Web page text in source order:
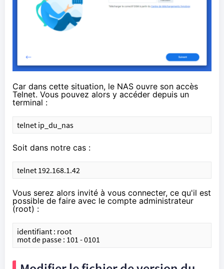
Car dans cette situation, le NAS ouvre son accès
Telnet. Vous pouvez alors y accéder depuis un
terminal :
telnet ip_du_nas
Soit dans notre cas :
telnet 192.168.1.42
Vous serez alors invité à vous connecter, ce qu'il est
possible de faire avec le compte administrateur
(root) :
identifiant : root
mot de passe : 101 - 0101